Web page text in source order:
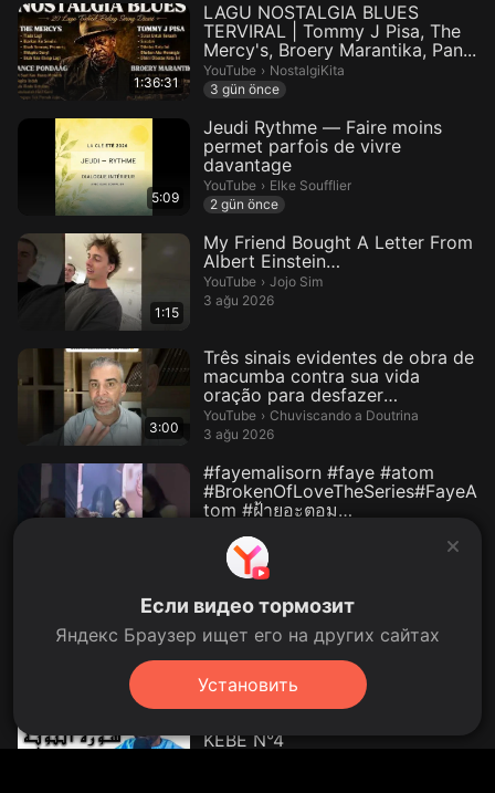
1:36:31
LAGU NOSTALGIA BLUES
TERVIRAL | Tommy J Pisa, The
Mercy's, Broery Marantika, Pan...
YouTube › NostalgiKita.
NostalgiKita
3 gün önce
5:09
Jeudi Rythme — Faire moins
permet parfois de vivre
davantage
YouTube › Elke Soufflier.
Elke Soufflier
2 gün önce
1:15
My Friend Bought A Letter From
Albert Einstein…
YouTube › Jojo Sim.
Jojo Sim
3 ağu 2026
3:00
Três sinais evidentes de obra de
macumba contra sua vida
oração para desfazer
macumba...
YouTube › Chuviscando a Doutrina.
Chuviscando a Doutrina
3 ağu 2026
#fayemalisorn #faye #atom
#BrokenOfLoveTheSeries#FayeA
tom #ฝ้ายอะตอม
dün
00:34
de manière ludique, avec
YouTube › Cactus Curieux.
Cactus Curieux
2 gün önce
SOURATE TAWBA (TUBB) PAR
KÉBÉ N°4
Если видео тормозит
Яндекс Браузер ищет его на других сайтах
Установить